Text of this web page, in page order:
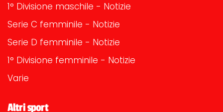
1° Divisione maschile - Notizie
Serie C femminile - Notizie
Serie D femminile - Notizie
1° Divisione femminile - Notizie
Varie
Altri sport